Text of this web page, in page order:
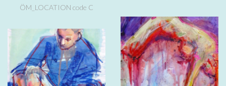
ÖM_LOCATION code C